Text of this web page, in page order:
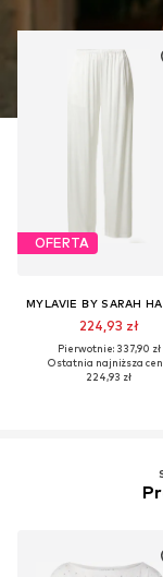
OFERTA
224,93 zł
Pierwotnie: 337,90 zł
Ostatnia najniższa
224,93 zł